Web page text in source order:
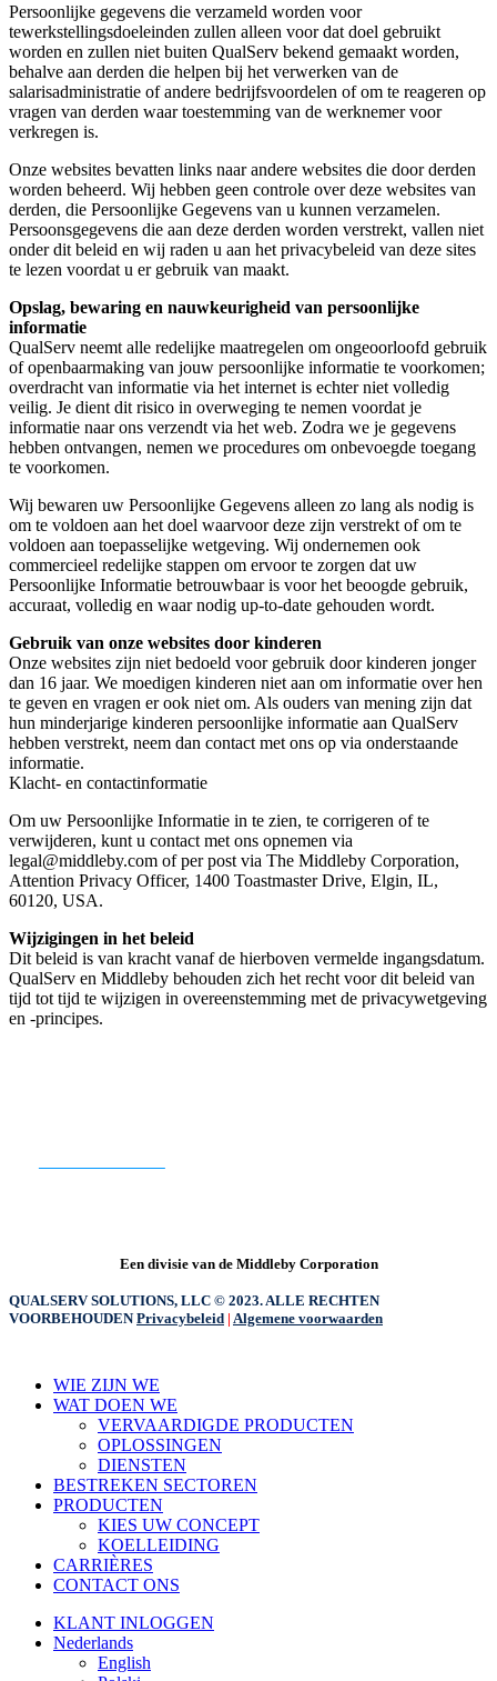
Persoonlijke gegevens die verzameld worden voor
tewerkstellingsdoeleinden zullen alleen voor dat doel gebruikt
worden en zullen niet buiten QualServ bekend gemaakt worden,
behalve aan derden die helpen bij het verwerken van de
salarisadministratie of andere bedrijfsvoordelen of om te reageren op
vragen van derden waar toestemming van de werknemer voor
verkregen is.
Onze websites bevatten links naar andere websites die door derden
worden beheerd. Wij hebben geen controle over deze websites van
derden, die Persoonlijke Gegevens van u kunnen verzamelen.
Persoonsgegevens die aan deze derden worden verstrekt, vallen niet
onder dit beleid en wij raden u aan het privacybeleid van deze sites
te lezen voordat u er gebruik van maakt.
Opslag, bewaring en nauwkeurigheid van persoonlijke
informatie
QualServ neemt alle redelijke maatregelen om ongeoorloofd gebruik
of openbaarmaking van jouw persoonlijke informatie te voorkomen;
overdracht van informatie via het internet is echter niet volledig
veilig. Je dient dit risico in overweging te nemen voordat je
informatie naar ons verzendt via het web. Zodra we je gegevens
hebben ontvangen, nemen we procedures om onbevoegde toegang
te voorkomen.
Wij bewaren uw Persoonlijke Gegevens alleen zo lang als nodig is
om te voldoen aan het doel waarvoor deze zijn verstrekt of om te
voldoen aan toepasselijke wetgeving. Wij ondernemen ook
commercieel redelijke stappen om ervoor te zorgen dat uw
Persoonlijke Informatie betrouwbaar is voor het beoogde gebruik,
accuraat, volledig en waar nodig up-to-date gehouden wordt.
Gebruik van onze websites door kinderen
Onze websites zijn niet bedoeld voor gebruik door kinderen jonger
dan 16 jaar. We moedigen kinderen niet aan om informatie over hen
te geven en vragen er ook niet om. Als ouders van mening zijn dat
hun minderjarige kinderen persoonlijke informatie aan QualServ
hebben verstrekt, neem dan contact met ons op via onderstaande
informatie.
Klacht- en contactinformatie
Om uw Persoonlijke Informatie in te zien, te corrigeren of te
verwijderen, kunt u contact met ons opnemen via
legal@middleby.com of per post via The Middleby Corporation,
Attention Privacy Officer, 1400 Toastmaster Drive, Elgin, IL,
60120, USA.
Wijzigingen in het beleid
Dit beleid is van kracht vanaf de hierboven vermelde ingangsdatum.
QualServ en Middleby behouden zich het recht voor dit beleid van
tijd tot tijd te wijzigen in overeenstemming met de privacywetgeving
en -principes.
Een divisie van de Middleby Corporation
QUALSERV SOLUTIONS, LLC © 2023. ALLE RECHTEN
VOORBEHOUDENPrivacybeleid | Algemene voorwaarden
Menu
sluiten
WIE ZIJN WE
WAT DOEN WE
VERVAARDIGDE PRODUCTEN
OPLOSSINGEN
DIENSTEN
BESTREKEN SECTOREN
PRODUCTEN
KIES UW CONCEPT
KOELLEIDING
CARRIÈRES
CONTACT ONS
KLANT INLOGGEN
Nederlands
English